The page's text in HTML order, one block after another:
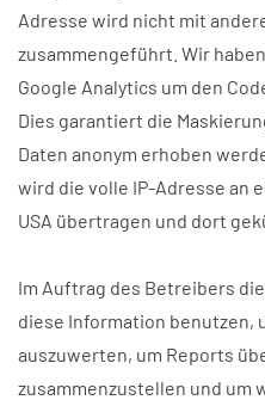
Adresse wird nicht mit
zusammengeführt. Wir
Google Analytics um den
Dies garantiert die
Daten anonym erhoben
wird die volle IP-Adresse an
USA übertragen und dort
Im Auftrag des Betreibers
diese Information benutzen,
auszuwerten, um Reports
zusammenzustellen und um